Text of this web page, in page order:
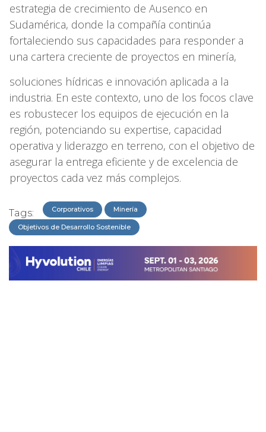
estrategia de crecimiento de Ausenco en
Sudamérica, donde la compañía continúa
fortaleciendo sus capacidades para responder a
una cartera creciente de proyectos en minería,
soluciones hídricas e innovación aplicada a la
industria. En este contexto, uno de los focos clave
es robustecer los equipos de ejecución en la
región, potenciando su expertise, capacidad
operativa y liderazgo en terreno, con el objetivo de
asegurar la entrega eficiente y de excelencia de
proyectos cada vez más complejos.
Tags: Corporativos Minería
Objetivos de Desarrollo Sostenible